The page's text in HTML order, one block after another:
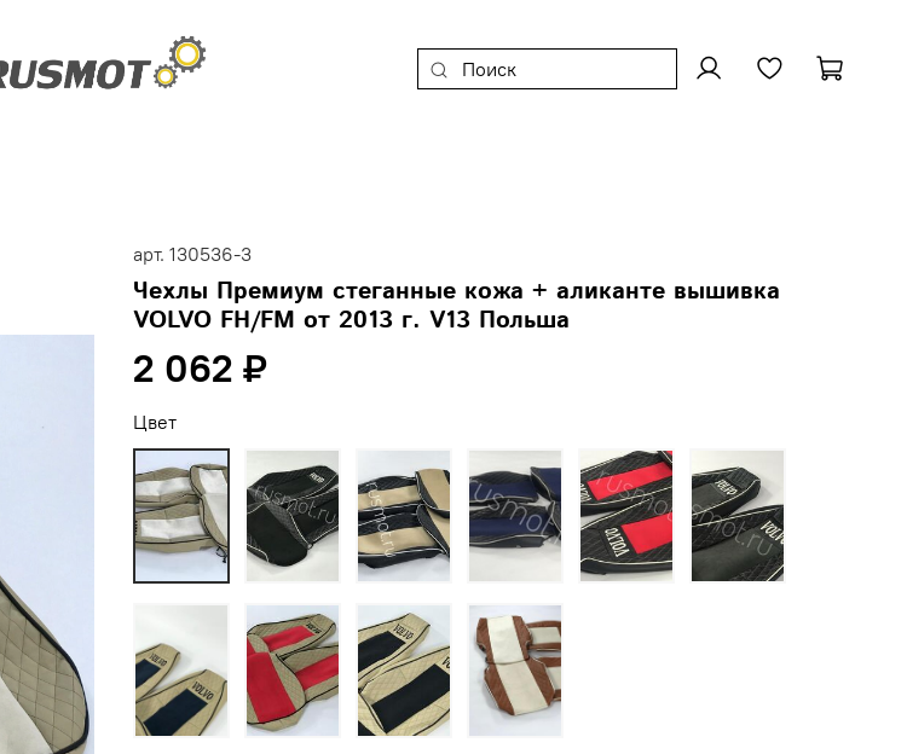
арт. 130536-3
Чехлы Премиум стеганные кожа + аликанте вышивка
VOLVO FH/FM от 2013 г. V13 Польша
2 062 ₽
Цвет